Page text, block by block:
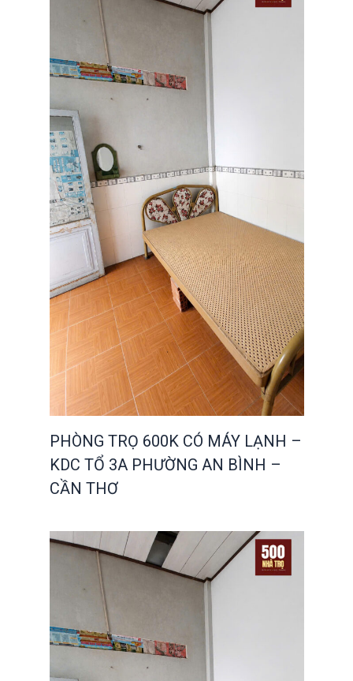
PHÒNG TRỌ 600K CÓ MÁY LẠNH –
KDC TỔ 3A PHƯỜNG AN BÌNH –
CẦN THƠ